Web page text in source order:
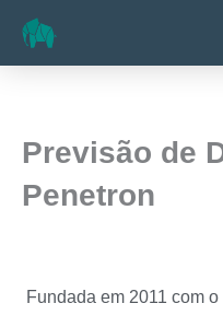
para
Previsão de
Penetron
Fundada em 2011 com